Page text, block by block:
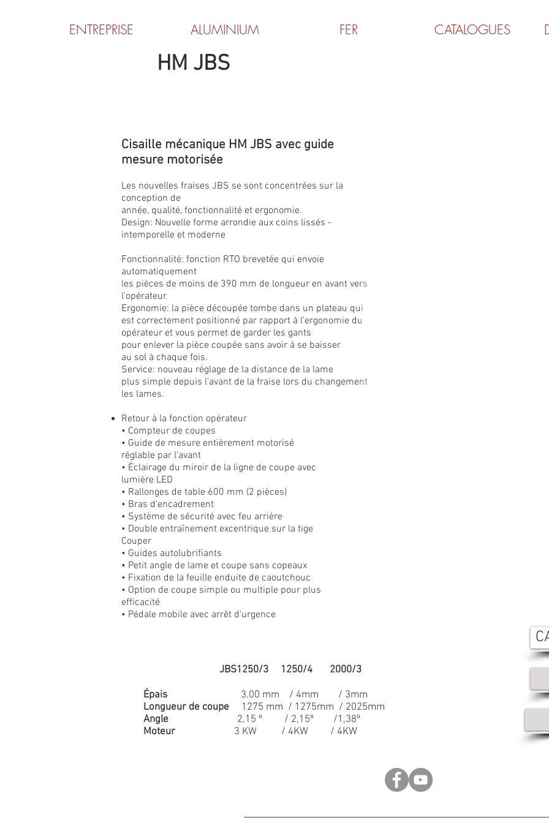
ENTREPRISE ALUMINIUM FER CATALOGUES
HM JBS
Cisaille mécanique HM JBS avec guide
mesure motorisée
Les nouvelles fraises JBS se sont concentrées sur la
conception de
année, qualité, fonctionnalité et ergonomie.
Design: Nouvelle forme arrondie aux coins lissés -
intemporelle et moderne
Fonctionnalité: fonction RTO brevetée qui envoie
automatiquement
les pièces de moins de 390 mm de longueur en avant vers
l'opérateur.
Ergonomie: la pièce découpée tombe dans un plateau qui
est correctement positionné par rapport à l'ergonomie du
opérateur et vous permet de garder les gants
pour enlever la pièce coupée sans avoir à se baisser
au sol à chaque fois.
Service: nouveau réglage de la distance de la lame
plus simple depuis l'avant de la fraise lors du changement
les lames.
Retour à la fonction opérateur
• Compteur de coupes
• Guide de mesure entièrement motorisé
réglable par l'avant
• Éclairage du miroir de la ligne de coupe avec
lumière LED
• Rallonges de table 600 mm (2 pièces)
• Bras d'encadrement
• Système de sécurité avec feu arrière
• Double entraînement excentrique sur la tige
Couper
• Guides autolubrifiants
• Petit angle de lame et coupe sans copeaux
• Fixation de la feuille enduite de caoutchouc
• Option de coupe simple ou multiple pour plus
efficacité
• Pédale mobile avec arrêt d'urgence
JBS1250/3 1250/4 2000/3
Épais 3.00 mm / 4mm / 3mm
Longueur de coupe 1275 mm / 1275mm / 2025mm
Angle
2,15 º / 2,15º /1,38º
Moteur 3 KW / 4KW / 4KW